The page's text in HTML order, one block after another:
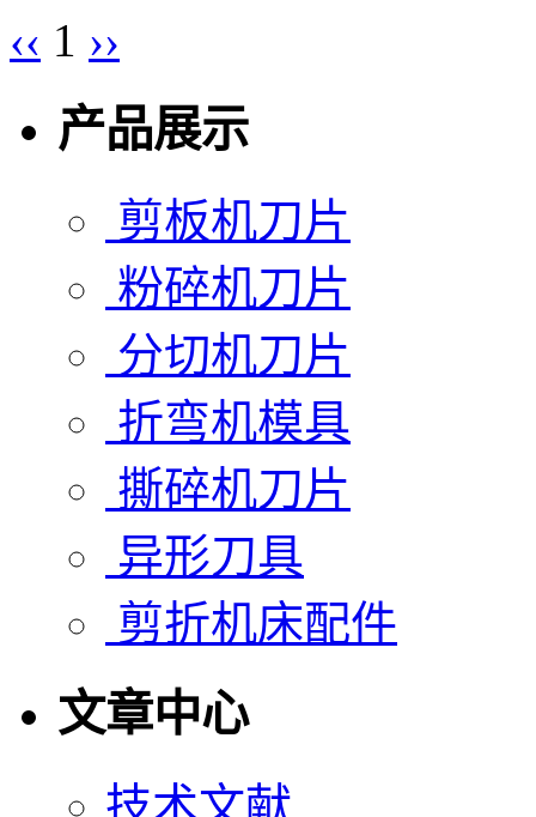
‹‹ 1 ››
产品展示
剪板机刀片
粉碎机刀片
分切机刀片
折弯机模具
撕碎机刀片
异形刀具
剪折机床配件
文章中心
技术文献